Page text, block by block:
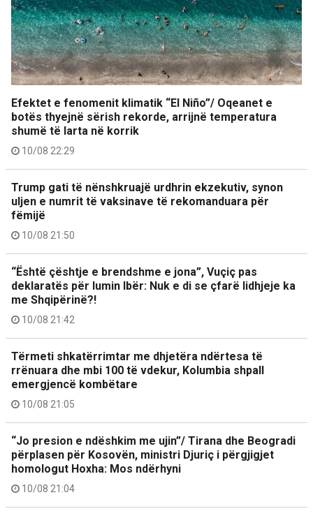
Efektet e fenomenit klimatik “El Niño”/ Oqeanet e
botës thyejnë sërish rekorde, arrijnë temperatura
shumë të larta në korrik
10/08 22:29
Trump gati të nënshkruajë urdhrin ekzekutiv, synon
uljen e numrit të vaksinave të rekomanduara për
fëmijë
10/08 21:50
“Është çështje e brendshme e jona”, Vuçiç pas
deklaratës për lumin Ibër: Nuk e di se çfarë lidhjeje ka
me Shqipërinë?!
10/08 21:42
Tërmeti shkatërrimtar me dhjetëra ndërtesa të
rrënuara dhe mbi 100 të vdekur, Kolumbia shpall
emergjencë kombëtare
10/08 21:05
“Jo presion e ndëshkim me ujin”/ Tirana dhe Beogradi
përplasen për Kosovën, ministri Djuriç i përgjigjet
homologut Hoxha: Mos ndërhyni
10/08 21:04